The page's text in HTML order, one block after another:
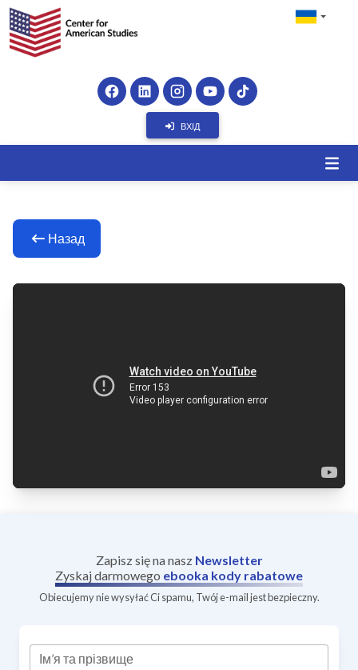
ВХІД
Назад
Zapisz się na nasz Newsletter
Zyskaj darmowego ebooka kody rabatowe
Obiecujemy nie wysyłać Ci spamu, Twój e-mail jest bezpieczny.
Ім’я та прізвище